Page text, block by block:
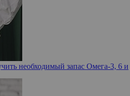
необходимый запас Омега-3, 6 и